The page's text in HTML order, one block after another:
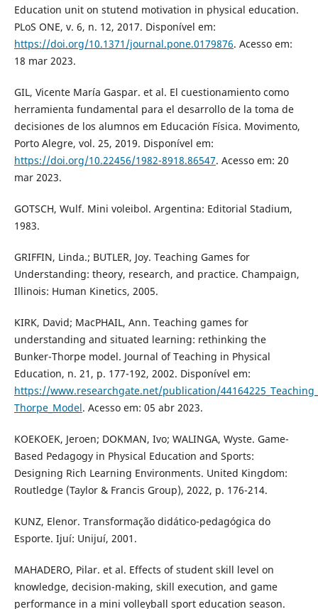
Education unit on stutend motivation in physical education.
PLoS ONE, v. 6, n. 12, 2017. Disponível em:
https://doi.org/10.1371/journal.pone.0179876. Acesso em:
18 mar 2023.
GIL, Vicente María Gaspar. et al. El cuestionamiento como
herramienta fundamental para el desarrollo de la toma de
decisiones de los alumnos em Educación Física. Movimento,
Porto Alegre, vol. 25, 2019. Disponível em:
https://doi.org/10.22456/1982-8918.86547. Acesso em: 20
mar 2023.
GOTSCH, Wulf. Mini voleibol. Argentina: Editorial Stadium,
1983.
GRIFFIN, Linda.; BUTLER, Joy. Teaching Games for
Understanding: theory, research, and practice. Champaign,
Illinois: Human Kinetics, 2005.
KIRK, David; MacPHAIL, Ann. Teaching games for
understanding and situated learning: rethinking the
Bunker-Thorpe model. Journal of Teaching in Physical
Education, n. 21, p. 177-192, 2002. Disponível em:
https://www.researchgate.net/publication/
Thorpe_Model. Acesso em: 05 abr 2023.
KOEKOEK, Jeroen; DOKMAN, Ivo; WALINGA, Wyste. Game-
Based Pedagogy in Physical Education and Sports:
Designing Rich Learning Environments. United Kingdom:
Routledge (Taylor & Francis Group), 2022, p. 176-214.
KUNZ, Elenor. Transformação didático-pedagógica do
Esporte. Ijuí: Unijuí, 2001.
MAHADERO, Pilar. et al. Effects of student skill level on
knowledge, decision-making, skill execution, and game
performance in a mini volleyball sport education season.